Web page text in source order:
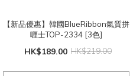
【新品優惠】韓國BlueRibbon氣質拼
喱士TOP-2334 [3色]
HK$189.00 HK$219.00